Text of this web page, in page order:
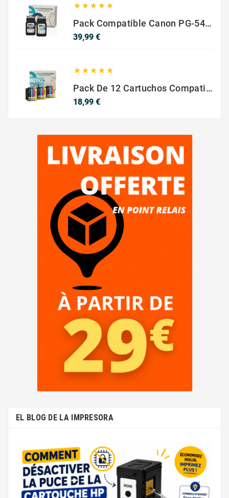
    
Pack Compatible Canon PG-540 XL / CL-541 XL ? Negro Y Color ? Alta Capacidad
39,99 €Precio
    
Pack De 12 Cartuchos Compatibles EPSON 603XL
18,99 €Precio
EL BLOG DE LA IMPRESORA